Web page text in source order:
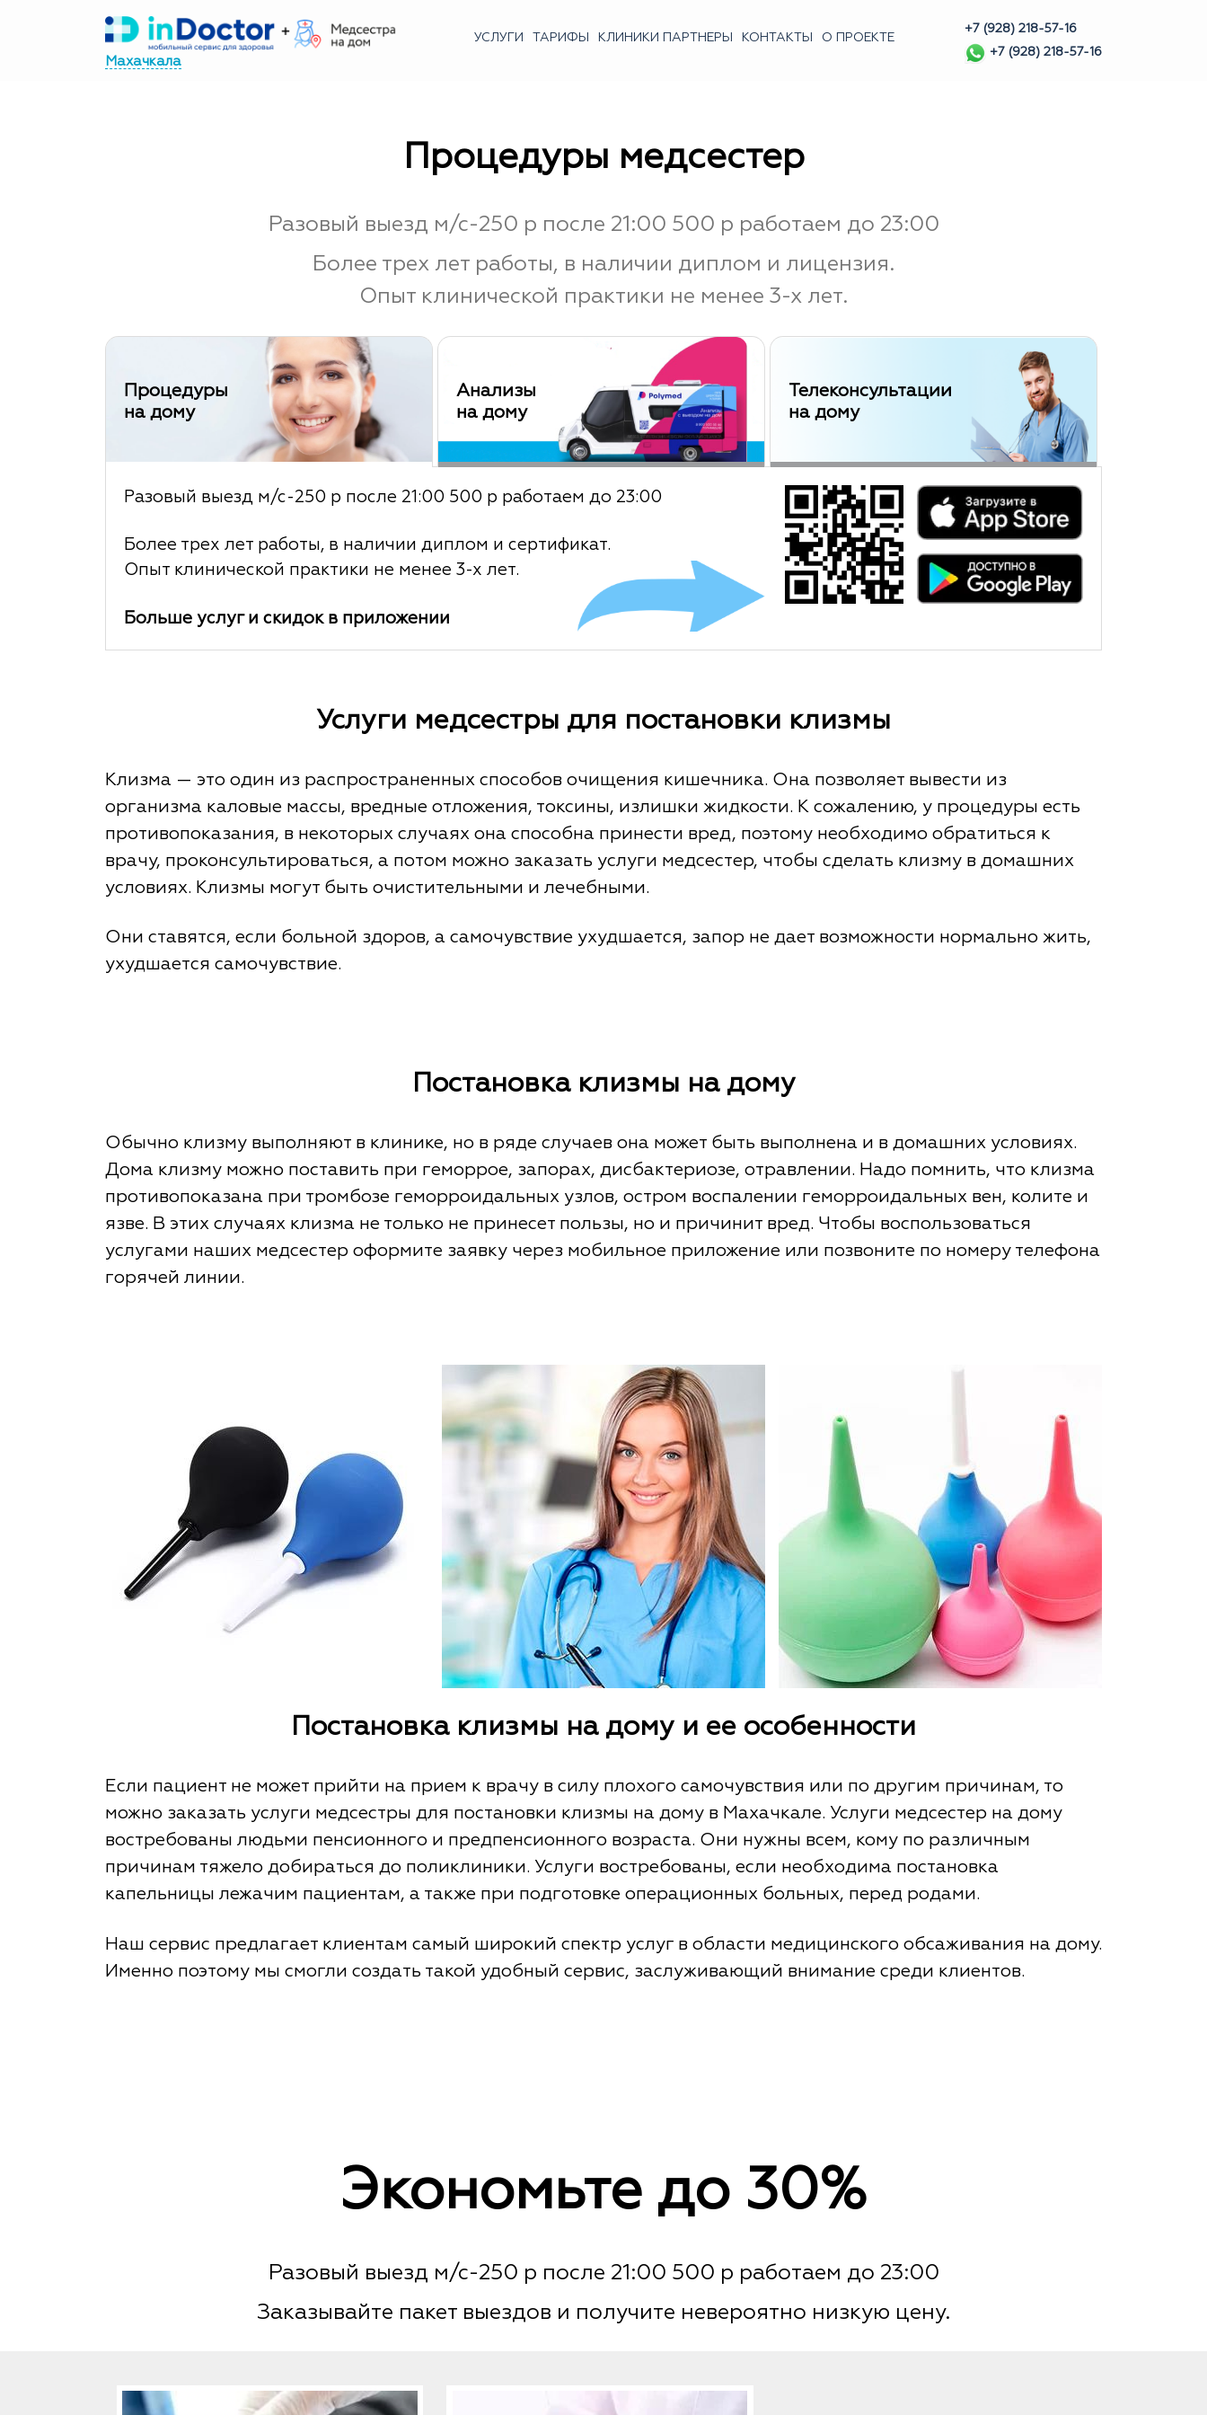
Махачкала
УСЛУГИ ТАРИФЫ КЛИНИКИ ПАРТНЕРЫ КОНТАКТЫ О ПРОЕКТЕ
+7 (928) 218-57-16
+7 (928) 218-57-16
Процедуры медсестер
Разовый выезд м/с-250 р после 21:00 500 р работаем до 23:00
Более трех лет работы, в наличии диплом и лицензия.
Опыт клинической практики не менее 3-х лет.
Процедуры
на дому
Анализы
на дому
Телеконсультации
на дому
Разовый выезд м/с-250 р после 21:00 500 р работаем до 23:00
Более трех лет работы, в наличии диплом и сертификат.
Опыт клинической практики не менее 3-х лет.
Больше услуг и скидок в приложении
Услуги медсестры для постановки клизмы
Клизма — это один из распространенных способов очищения кишечника. Она позволяет вывести из
организма каловые массы, вредные отложения, токсины, излишки жидкости. К сожалению, у процедуры есть
противопоказания, в некоторых случаях она способна принести вред, поэтому необходимо обратиться к
врачу, проконсультироваться, а потом можно заказать услуги медсестер, чтобы сделать клизму в домашних
условиях. Клизмы могут быть очистительными и лечебными.
Они ставятся, если больной здоров, а самочувствие ухудшается, запор не дает возможности нормально жить,
ухудшается самочувствие.
Постановка клизмы на дому
Обычно клизму выполняют в клинике, но в ряде случаев она может быть выполнена и в домашних условиях.
Дома клизму можно поставить при геморрое, запорах, дисбактериозе, отравлении. Надо помнить, что клизма
противопоказана при тромбозе геморроидальных узлов, остром воспалении геморроидальных вен, колите и
язве. В этих случаях клизма не только не принесет пользы, но и причинит вред. Чтобы воспользоваться
услугами наших медсестер оформите заявку через мобильное приложение или позвоните по номеру телефона
горячей линии.
Постановка клизмы на дому и ее особенности
Если пациент не может прийти на прием к врачу в силу плохого самочувствия или по другим причинам, то
можно заказать услуги медсестры для постановки клизмы на дому в Махачкале. Услуги медсестер на дому
востребованы людьми пенсионного и предпенсионного возраста. Они нужны всем, кому по различным
причинам тяжело добираться до поликлиники. Услуги востребованы, если необходима постановка
капельницы лежачим пациентам, а также при подготовке операционных больных, перед родами.
Наш сервис предлагает клиентам самый широкий спектр услуг в области медицинского обсаживания на дому.
Именно поэтому мы смогли создать такой удобный сервис, заслуживающий внимание среди клиентов.
Экономьте до 30%
Разовый выезд м/с-250 р после 21:00 500 р работаем до 23:00
Заказывайте пакет выездов и получите невероятно низкую цену.